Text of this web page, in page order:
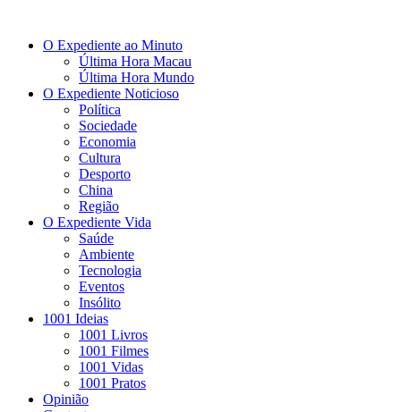
O Expediente ao Minuto
Última Hora Macau
Última Hora Mundo
O Expediente Noticioso
Política
Sociedade
Economia
Cultura
Desporto
China
Região
O Expediente Vida
Saúde
Ambiente
Tecnologia
Eventos
Insólito
1001 Ideias
1001 Livros
1001 Filmes
1001 Vidas
1001 Pratos
Opinião